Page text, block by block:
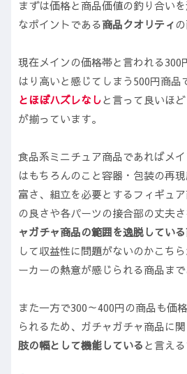
まずは価格と商品価値の釣り合い
なポイントである商品クオリティ
現在メインの価格帯と言われる300
はり高いと感じてしまう500円商品
とほぼハズレなしと言って良いほ
が揃っています。
食品系ミニチュア商品であればメ
はもちろんのこと容器・包装の再
富さ、組立を必要とするフィギュ
の良さや各パーツの接合部の丈夫さ
ャガチャ商品の範囲を逸脱してい
して収益性に問題がないのかこち
ーカーの熱意が感じられる商品まで
また一方で300～400円の商品も価
られるため、ガチャガチャ商品に
肢の幅として機能していると言える